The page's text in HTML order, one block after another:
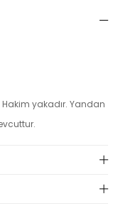
Hakim yakadır. Yandan